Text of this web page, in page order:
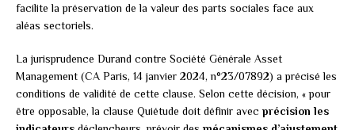
facilite la préservation de la valeur des parts sociales face aux
aléas sectoriels.
La jurisprudence Durand contre Société Générale Asset
Management (CA Paris, 14 janvier 2024, n°23/07892) a précisé les
conditions de validité de cette clause. Selon cette décision, « pour
être opposable, la clause Quiétude doit définir avec précision les